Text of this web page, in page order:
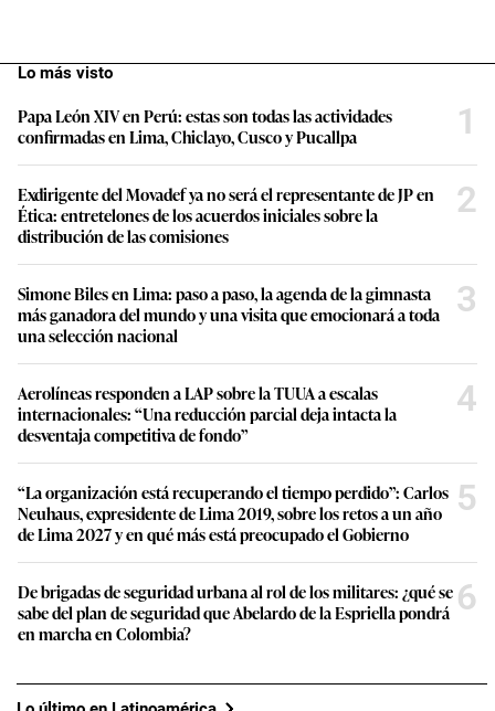
Lo más visto
Papa León XIV en Perú: estas son todas las actividades
confirmadas en Lima, Chiclayo, Cusco y Pucallpa
1
Exdirigente del Movadef ya no será el representante de JP en
Ética: entretelones de los acuerdos iniciales sobre la
distribución de las comisiones
2
Simone Biles en Lima: paso a paso, la agenda de la gimnasta
más ganadora del mundo y una visita que emocionará a toda
una selección nacional
3
Aerolíneas responden a LAP sobre la TUUA a escalas
internacionales: “Una reducción parcial deja intacta la
desventaja competitiva de fondo”
4
“La organización está recuperando el tiempo perdido”: Carlos
Neuhaus, expresidente de Lima 2019, sobre los retos a un año
de Lima 2027 y en qué más está preocupado el Gobierno
5
De brigadas de seguridad urbana al rol de los militares: ¿qué se
sabe del plan de seguridad que Abelardo de la Espriella pondrá
en marcha en Colombia?
6